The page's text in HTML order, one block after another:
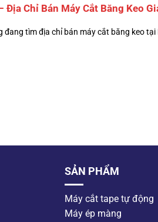
Địa Chỉ Bán Máy Cắt Băng Keo
đang tìm địa chỉ bán máy cắt băng keo tại
SẢN PHẨM
Máy cắt tape tự động
Máy ép màng